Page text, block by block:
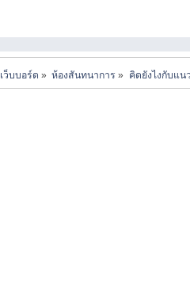
เว็บบอร์ด » ห้องสันทนาการ » คิดยังไงกับแ